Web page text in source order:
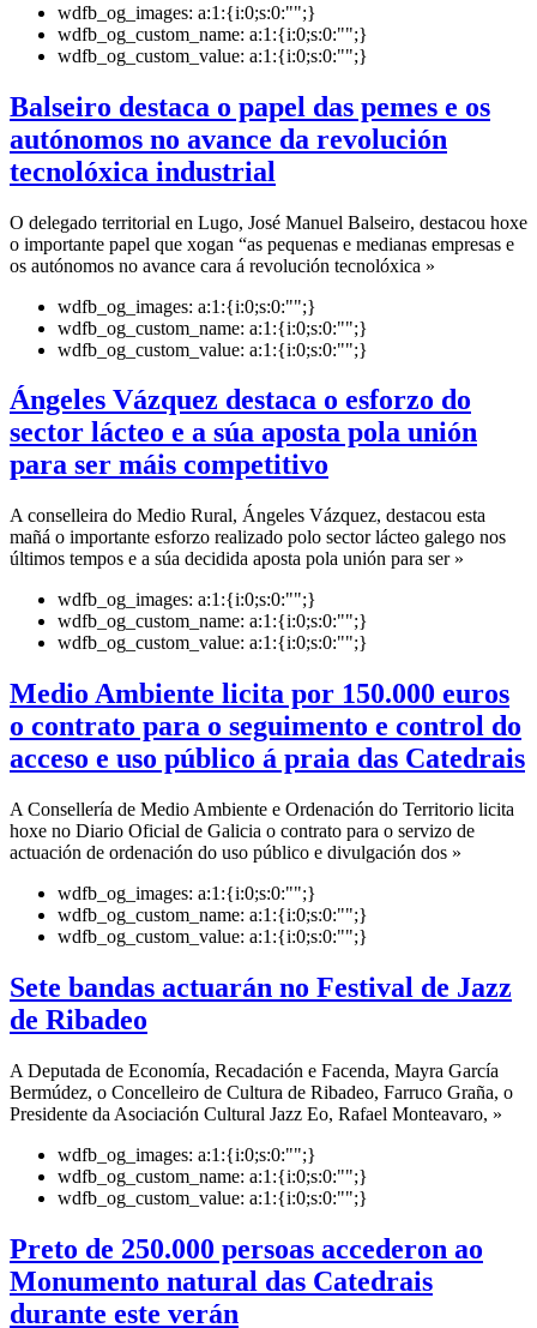
wdfb_og_images: a:1:{i:0;s:0:"";}
wdfb_og_custom_name: a:1:{i:0;s:0:"";}
wdfb_og_custom_value: a:1:{i:0;s:0:"";}
Balseiro destaca o papel das pemes e os
autónomos no avance da revolución
tecnolóxica industrial
O delegado territorial en Lugo, José Manuel Balseiro, destacou hoxe
o importante papel que xogan “as pequenas e medianas empresas e
os autónomos no avance cara á revolución tecnolóxica »
wdfb_og_images: a:1:{i:0;s:0:"";}
wdfb_og_custom_name: a:1:{i:0;s:0:"";}
wdfb_og_custom_value: a:1:{i:0;s:0:"";}
Ángeles Vázquez destaca o esforzo do
sector lácteo e a súa aposta pola unión
para ser máis competitivo
A conselleira do Medio Rural, Ángeles Vázquez, destacou esta
mañá o importante esforzo realizado polo sector lácteo galego nos
últimos tempos e a súa decidida aposta pola unión para ser »
wdfb_og_images: a:1:{i:0;s:0:"";}
wdfb_og_custom_name: a:1:{i:0;s:0:"";}
wdfb_og_custom_value: a:1:{i:0;s:0:"";}
Medio Ambiente licita por 150.000 euros
o contrato para o seguimento e control do
acceso e uso público á praia das Catedrais
A Consellería de Medio Ambiente e Ordenación do Territorio licita
hoxe no Diario Oficial de Galicia o contrato para o servizo de
actuación de ordenación do uso público e divulgación dos »
wdfb_og_images: a:1:{i:0;s:0:"";}
wdfb_og_custom_name: a:1:{i:0;s:0:"";}
wdfb_og_custom_value: a:1:{i:0;s:0:"";}
Sete bandas actuarán no Festival de Jazz
de Ribadeo
A Deputada de Economía, Recadación e Facenda, Mayra García
Bermúdez, o Concelleiro de Cultura de Ribadeo, Farruco Graña, o
Presidente da Asociación Cultural Jazz Eo, Rafael Monteavaro, »
wdfb_og_images: a:1:{i:0;s:0:"";}
wdfb_og_custom_name: a:1:{i:0;s:0:"";}
wdfb_og_custom_value: a:1:{i:0;s:0:"";}
Preto de 250.000 persoas accederon ao
Monumento natural das Catedrais
durante este verán